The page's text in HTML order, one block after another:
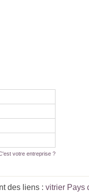
votre entreprise ?
des liens : vitrier Pays